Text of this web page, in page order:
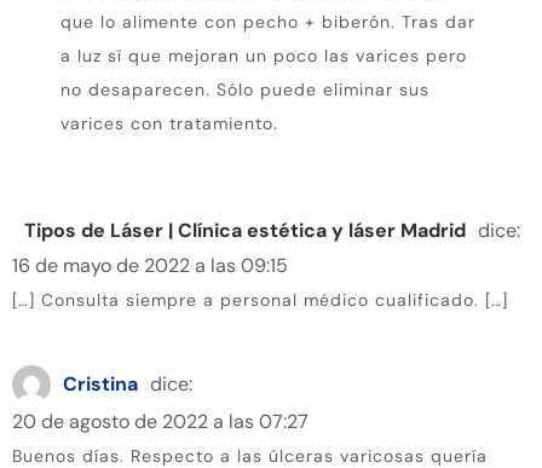
que lo alimente con pecho + biberón. Tras dar
a luz sí que mejoran un poco las varices pero
no desaparecen. Sólo puede eliminar sus
varices con tratamiento.
Tipos de Láser | Clínica estética y láser Madrid dice:
16 de mayo de 2022 a las 09:15
[…] Consulta siempre a personal médico cualificado. […]
Cristina dice:
20 de agosto de 2022 a las 07:27
Buenos días. Respecto a las úlceras varicosas quería